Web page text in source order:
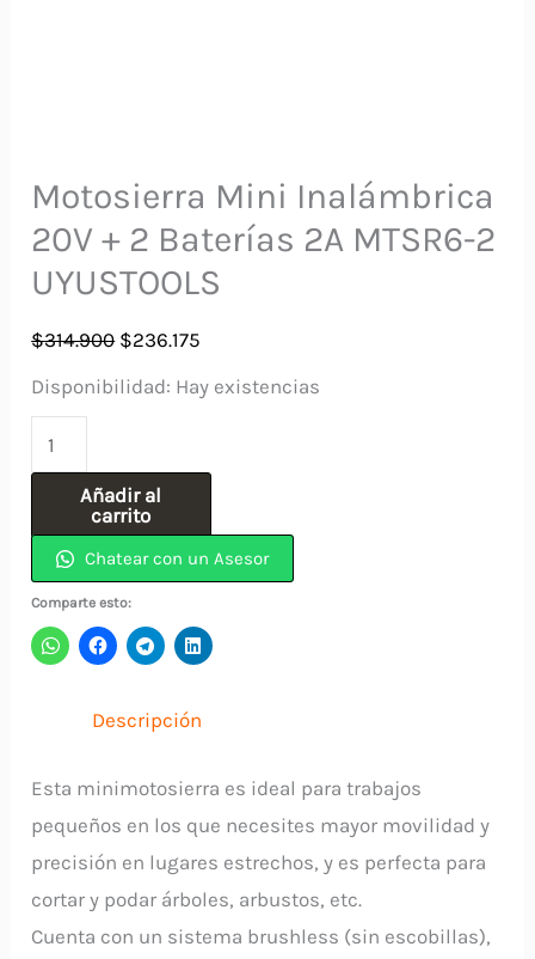
Motosierra Mini Inalámbrica
20V + 2 Baterías 2A MTSR6-2
UYUSTOOLS
$314.900 El
precio
$314.900.
$236.175
precio
Disponibilidad: Hay existencias
Mini
Inalámbrica
20V
+
Baterías
MTSR6-
UYUSTOOLS
cantidad
Añadir al
carrito
Chatear con un Asesor
Comparte esto:
Descripción
Esta minimotosierra es ideal para trabajos
pequeños en los que necesites mayor movilidad y
precisión en lugares estrechos, y es perfecta para
cortar y podar árboles, arbustos, etc.
Cuenta con un sistema brushless (sin escobillas),